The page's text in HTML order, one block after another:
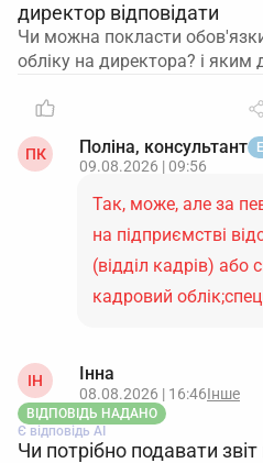
директор відповідати
Чи можна покласти
обліку на директора? і
ПК Поліна, консультант
09.08.2026 | 09:56
Так, може, але за
на підприємстві
(відділ кадрів) або
кадровий
ІН Інна
08.08.2026 | 16:46Інше
ВІДПОВІДЬ НАДАНО
Є відповідь АІ
Чи потрібно подавати